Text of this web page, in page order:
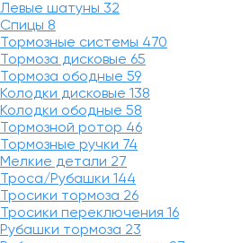
Левые шатуны 32
Спицы 8
Тормозные системы 470
Тормоза дисковые 65
Тормоза ободные 59
Колодки дисковые 138
Колодки ободные 58
Тормозной ротор 46
Тормозные ручки 74
Мелкие детали 27
Троса/Рубашки 144
Тросики тормоза 26
Тросики переключения 16
Рубашки тормоза 23